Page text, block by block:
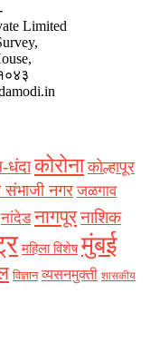
Limited
धंदाकोरोना कोल्हापूर
संभाजी नगर जळगाव
नांदेड नागपूरनाशिक
महिला विशेष मुंबई
विज्ञान व्यसनमुक्ती शासकीय